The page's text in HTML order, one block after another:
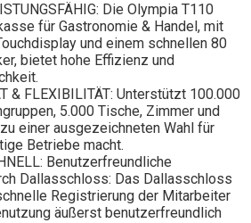
Die Olympia T110
für Gastronomie & Handel, mit
und einem schnellen 80
bietet hohe Effizienz und
& FLEXIBILITÄT: Unterstützt 100.000
5.000 Tische, Zimmer und
einer ausgezeichneten Wahl für
Betriebe macht.
Benutzerfreundliche
Dallasschloss: Das Dallasschloss
Registrierung der Mitarbeiter
äußerst benutzerfreundlich